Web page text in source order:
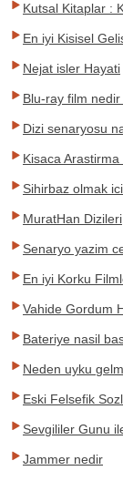
Kutsal Kitaplar :
En iyi Kisisel
Nejat isler Hayati
Blu-ray film nedir
Dizi senaryosu
Kisaca
Sihirbaz olmak
MuratHan Dizileri
Senaryo yazim
En iyi Korku
Vahide Gordum
Bateriye nasil
Neden uyku
Eski Felsefik
Sevgililer Gunu
Jammer nedir